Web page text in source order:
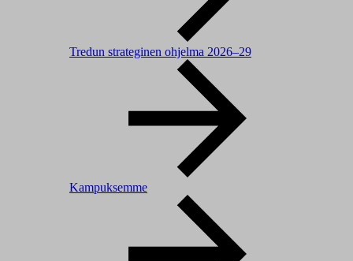
Tredun strateginen ohjelma 2026–29
Kampuksemme